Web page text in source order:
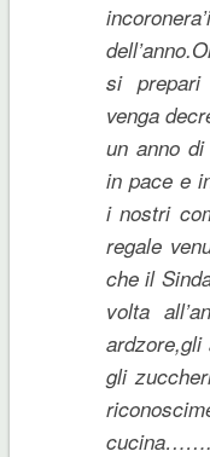
si prepari
venga
un anno
in pace e
i nostri
regale
che il
volta
ardzore,gli
gli